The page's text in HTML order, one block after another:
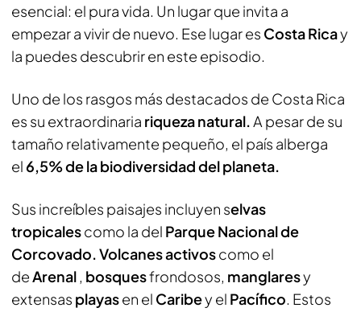
esencial: el pura vida. Un lugar que invita a
empezar a vivir de nuevo. Ese lugar es Costa Ricay
la puedes descubrir en este episodio.
Uno de los rasgos más destacados de Costa Rica
es su extraordinaria riqueza natural.A pesar de su
tamaño relativamente pequeño, el país alberga
el 6,5% de la biodiversidad del planeta.
Sus increíbles paisajes incluyen selvas
tropicalescomo la del Parque Nacional de
Corcovado. Volcanes activoscomo el
deArenal, bosquesfrondosos, manglaresy
extensas playasen el Caribey el Pacífico. Estos